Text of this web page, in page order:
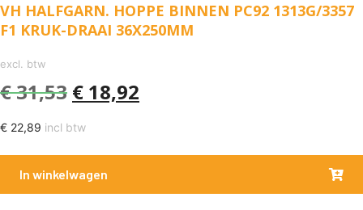
VH HALFGARN. HOPPE BINNEN PC92 1313G/3357
F1 KRUK-DRAAI 36X250MM
excl. btw
€31,53 € 18,92
€ 22,89 incl btw
In winkelwagen